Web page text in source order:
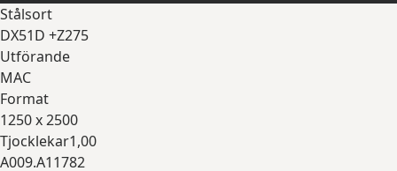
Stålsort
DX51D +Z275
Utförande
MAC
Format
1250 x 2500
Tjocklekar1,00
A009.A11782